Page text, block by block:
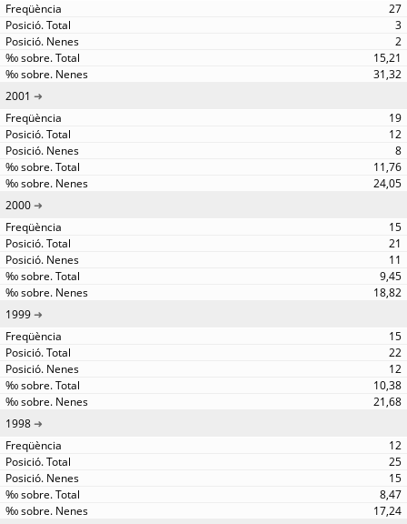
27
3
2
15,21
31,32
2001
19
12
8
11,76
24,05
2000
15
21
11
9,45
18,82
1999
15
22
12
10,38
21,68
1998
12
25
15
8,47
17,24